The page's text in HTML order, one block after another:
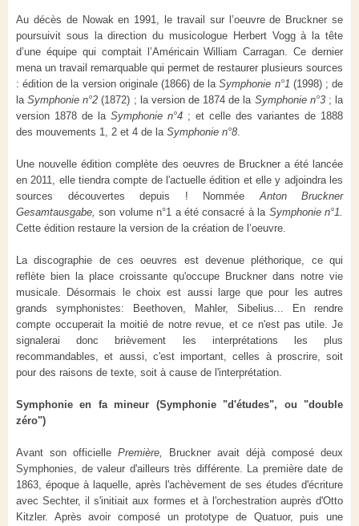
Au décès de Nowak en 1991, le travail sur l’oeuvre de Bruckner se
poursuivit sous la direction du musicologue Herbert Vogg à la tête
d’une équipe qui comptait l’Américain William Carragan. Ce dernier
mena un travail remarquable qui permet de restaurer plusieurs sources
:édition de la version originale (1866) de laSymphonie n°1 (1998) ; de
laSymphonie n°2 (1872) ; la version de 1874 de laSymphonie n°3; la
version 1878 de la Symphonie n°4 ; et celle des variantes de 1888
des mouvements 1, 2 et 4 de laSymphonie n°8.
Une nouvelle édition complète des oeuvres de Bruckner a été lancée
en 2011, elle tiendra compte de l'actuelle édition et elle y adjoindra les
sources découvertes depuis ! NomméeAnton Bruckner
Gesamtausgabe,son volume n°1 a été consacré à la Symphonie n°1.
Cette édition restaure la version de la création de l’oeuvre.
La discographie de ces oeuvres est devenue pléthorique, ce qui
reflète bien la place croissante qu'occupe Bruckner dans notre vie
musicale. Désormais le choix est aussi large que pour les autres
grands symphonistes: Beethoven, Mahler, Sibelius... En rendre
compte occuperait la moitié de notre revue, et ce n'est pas utile. Je
signalerai donc brièvement les interprétations les plus
recommandables, et aussi, c'est important, celles à proscrire, soit
pour des raisons de texte, soit à cause de l'interprétation.
Symphonie en fa mineur (Symphonie "d'études", ou "double
zéro")
Avant son officielle Première,
Bruckner avait déjà composé deux
Symphonies, de valeur d'ailleurs très différente. La première date de
1863, époque à laquelle, après l'achèvement de ses études d'écriture
avec Sechter, il s'initiait aux formes et à l'orchestration auprès d'Otto
Kitzler. Après avoir composé un prototype de Quatuor, puis une